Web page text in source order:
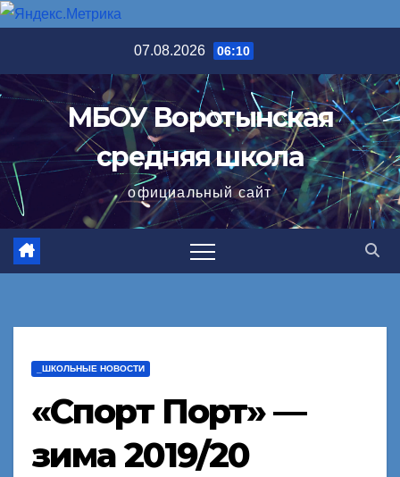
содержимому
07.08.2026 06:10
МБОУ Воротынская
средняя школа
официальный сайт
_ШКОЛЬНЫЕ НОВОСТИ
«Спорт Порт» —
зима 2019/20